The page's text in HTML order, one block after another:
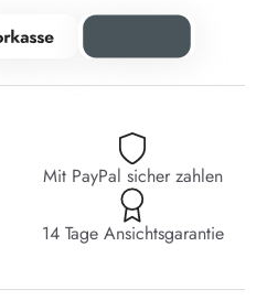
Mit PayPal sicher zahlen
14 Tage Ansichtsgarantie